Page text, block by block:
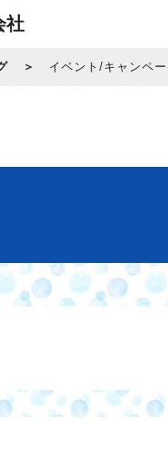
社
イベント/キャンペー